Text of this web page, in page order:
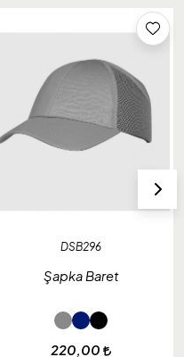
DSB296
Şapka Baret
220,00